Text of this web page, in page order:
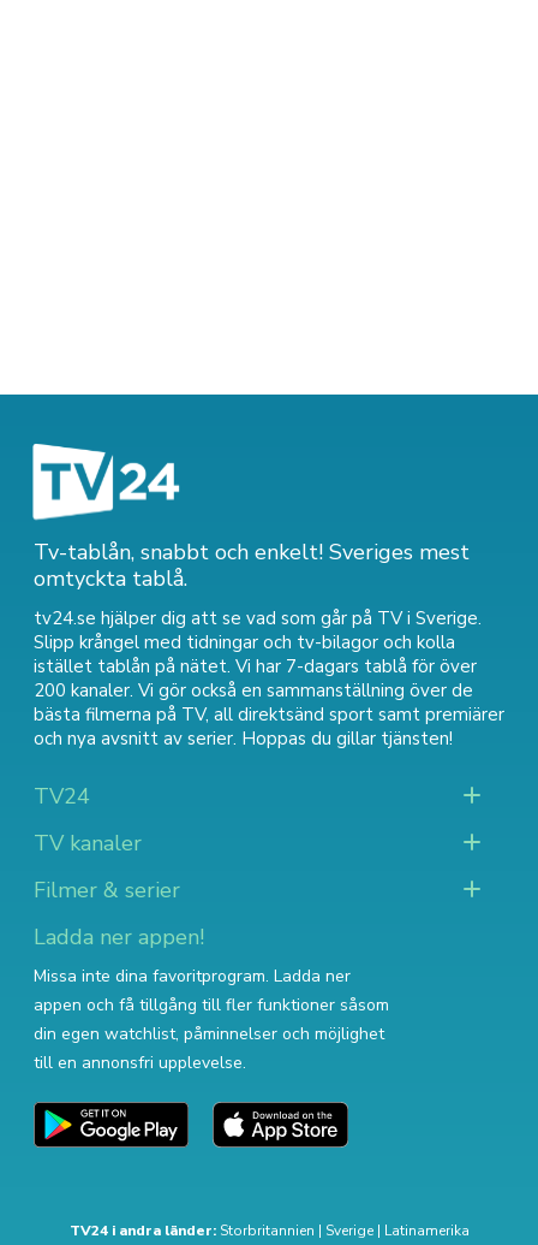
Tv-tablån, snabbt och enkelt! Sveriges mest
omtyckta tablå.
tv24.se hjälper dig att se vad som går på TV i Sverige.
Slipp krångel med tidningar och tv-bilagor och kolla
istället tablån på nätet. Vi har 7-dagars tablå för över
200 kanaler. Vi gör också en sammanställning över de
bästa filmerna på TV, all direktsänd sport samt premiärer
och nya avsnitt av serier. Hoppas du gillar tjänsten!
TV24
TV kanaler
Filmer & serier
Ladda ner appen!
Missa inte dina favoritprogram. Ladda ner
appen och få tillgång till fler funktioner såsom
din egen watchlist, påminnelser och möjlighet
till en annonsfri upplevelse.
TV24 i andra länder: Storbritannien | Sverige| Latinamerika